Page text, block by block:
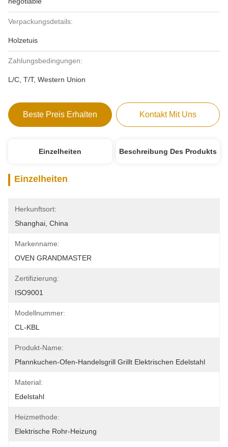
Verpackungsdetails:
Holzetuis
Zahlungsbedingungen:
L/C, T/T, Western Union
Beste Preis Erhalten Kontakt Mit Uns
Einzelheiten Beschreibung Des Produkts
Einzelheiten
Herkunftsort:
Shanghai, China
Markenname:
OVEN GRANDMASTER
Zertifizierung:
ISO9001
Modellnummer:
CL-KBL
Produkt-Name:
Pfannkuchen-Ofen-Handelsgrill Grillt Elektrischen Edelstahl
Material:
Edelstahl
Heizmethode:
Elektrische Rohr-Heizung